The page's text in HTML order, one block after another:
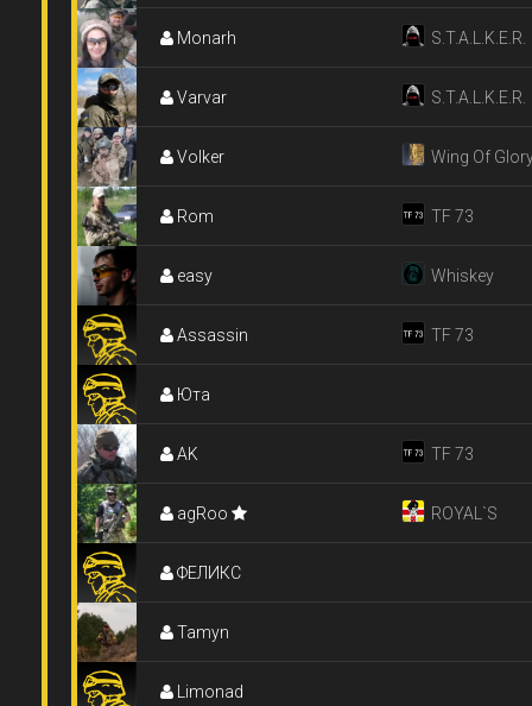
Monarh S.T.A.L.K.E.R.
Varvar S.T.A.L.K.E.R.
Volker Wing Of
Rom TF 73
easy Whiskey
Assassin TF 73
Юта
AK TF 73
agRoo ROYAL`S
ФЕЛИКС
Tamyn
Limonad